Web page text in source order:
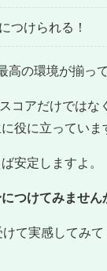
つけられる！
の環境が揃って
コアだけではな
役に立っていま
安定しますよ。
つけてみません
て実感してみて